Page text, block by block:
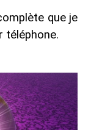
que je
téléphone.